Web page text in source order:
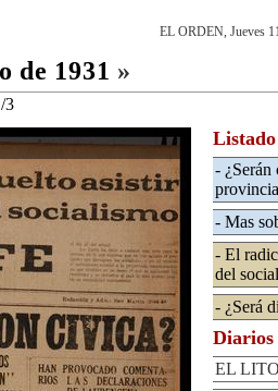
EL ORDEN, Jueves
de 1931 »
3
Listado
- ¿Serán
- Mas
- El
del
- ¿Será
Diarios
EL